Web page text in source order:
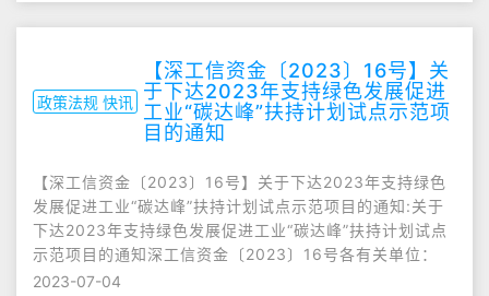
政策法规 快讯
【深工信资金〔2023〕16号】关
于下达2023年支持绿色发展促进
工业“碳达峰”扶持计划试点示范项
目的通知
【深工信资金〔2023〕16号】关于下达2023年支持绿色
发展促进工业“碳达峰”扶持计划试点示范项目的通知:关于
下达2023年支持绿色发展促进工业“碳达峰”扶持计划试点
示范项目的通知深工信资金〔2023〕16号各有关单位：
2023-07-04